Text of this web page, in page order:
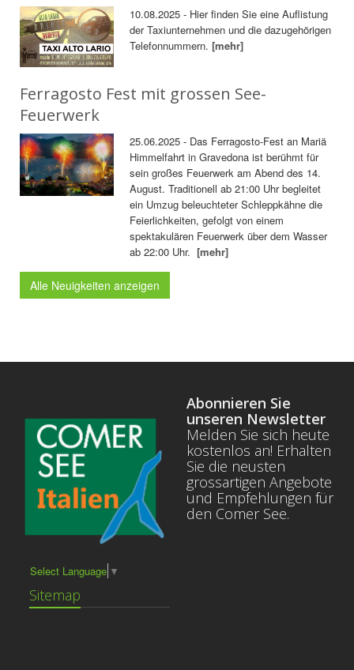
10.08.2025 - Hier finden Sie eine Auflistung
der Taxiunternehmen und die dazugehörigen
Telefonnummern.[mehr]
Ferragosto Fest mit grossen See-
Feuerwerk
25.06.2025 - Das Ferragosto-Fest an Mariä
Himmelfahrt in Gravedona ist berühmt für
sein großes Feuerwerk am Abend des 14.
August. Traditionell ab 21:00 Uhr begleitet
ein Umzug beleuchteter Schleppkähne die
Feierlichkeiten, gefolgt von einem
spektakulären Feuerwerk über dem Wasser
ab 22:00 Uhr.[mehr]
Alle Neuigkeiten anzeigen
Select Language ▼
Sitemap
Abonnieren Sie
unseren Newsletter
Melden Sie sich heute
kostenlos an! Erhalten
Sie die neusten
grossartigen Angebote
und Empfehlungen für
den Comer See.